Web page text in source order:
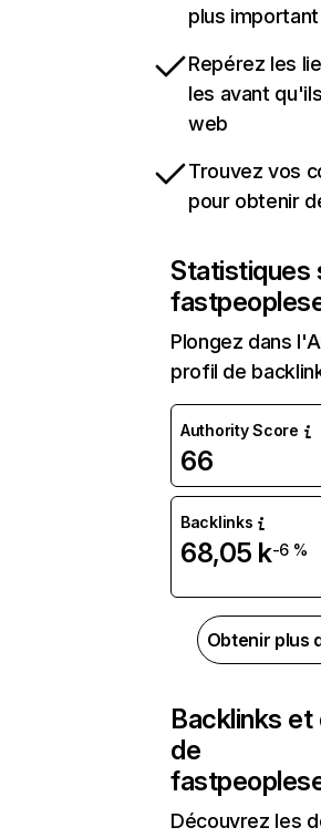
plus
Repérez les
les avant
web
Trouvez vos
pour obtenir
Statistiques
Plongez dans
profil de
Authority Score
66
Backlinks
68,05 k-6 %
Obtenir plus
Backlinks
de
Découvrez les